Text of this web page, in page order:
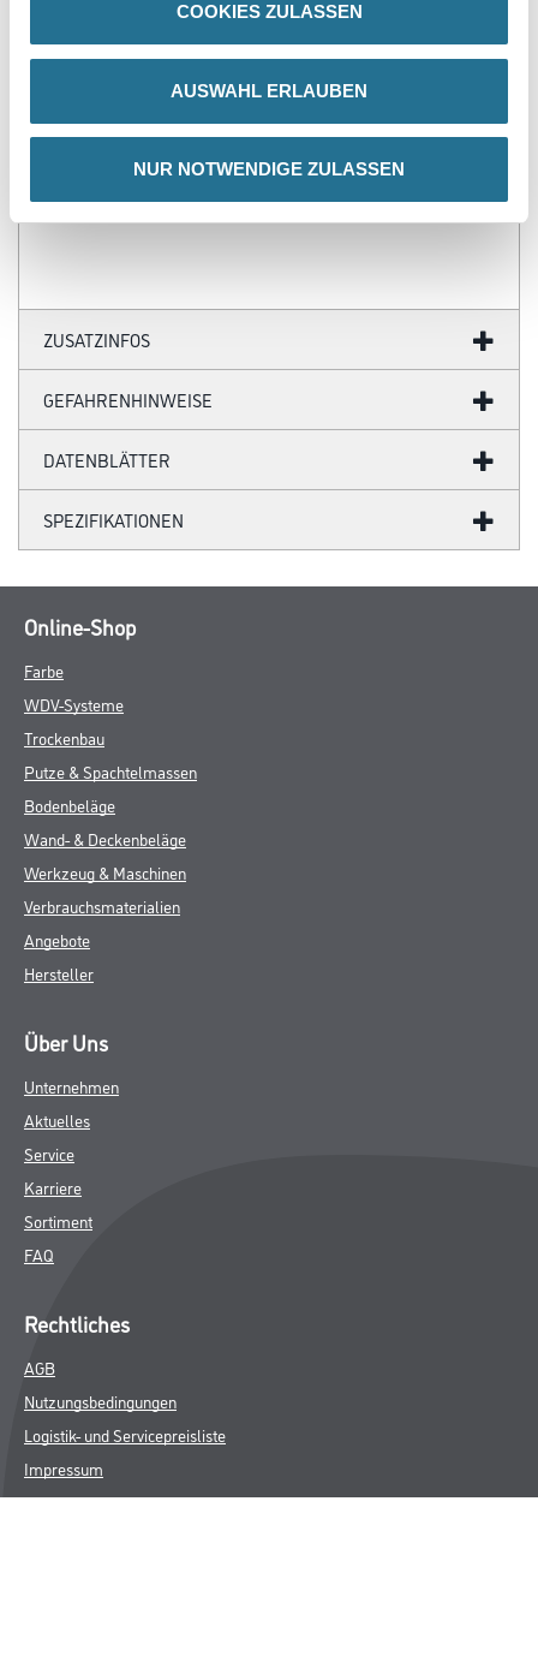
COOKIES ZULASSEN
AUSWAHL ERLAUBEN
NUR NOTWENDIGE ZULASSEN
- Brandverhalten: Klasse A1 nach DIN EN 13501-1 (nichtbrennbar)
- Format: 1.200 x 200 mm
- Bemessungswert der Wärmeleitfähigkeit: λB=0,038 W/(mK)
- Sichtseite: weiß vorbeschichtet mit gefasten Kanten
1 m²/m²
ZUSATZINFOS
GEFAHRENHINWEISE
DATENBLÄTTER
SPEZIFIKATIONEN
Online-Shop
Farbe
WDV-Systeme
Trockenbau
Putze & Spachtelmassen
Bodenbeläge
Wand- & Deckenbeläge
Werkzeug & Maschinen
Verbrauchsmaterialien
Angebote
Hersteller
Über Uns
Unternehmen
Aktuelles
Service
Karriere
Sortiment
FAQ
Rechtliches
AGB
Nutzungsbedingungen
Logistik- und Servicepreisliste
Impressum
Datenschutz